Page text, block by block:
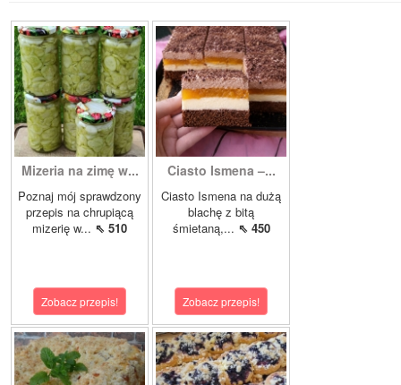
Mizeria na zimę w...
Poznaj mój sprawdzony
przepis na chrupiącą
mizerię w... ⇖ 510
Zobacz przepis!
Ciasto Ismena –...
Ciasto Ismena na dużą
blachę z bitą
śmietaną,... ⇖ 450
Zobacz przepis!